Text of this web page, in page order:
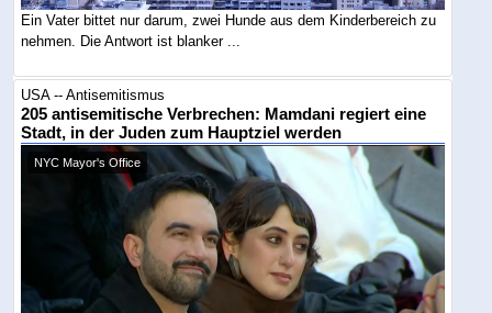
Ein Vater bittet nur darum, zwei Hunde aus dem Kinderbereich zu
nehmen. Die Antwort ist blanker ...
USA -- Antisemitismus
205 antisemitische Verbrechen: Mamdani regiert eine
Stadt, in der Juden zum Hauptziel werden
NYC Mayor's Office